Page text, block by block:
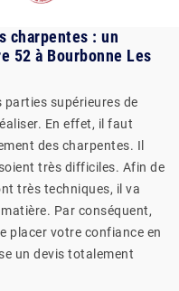
charpentes : un
52 à Bourbonne Les
parties supérieures de
En effet, il faut
des charpentes. Il
très difficiles. Afin de
très techniques, il va
Par conséquent,
placer votre confiance en
un devis totalement